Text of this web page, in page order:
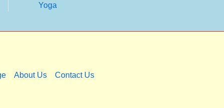
Yoga
About Us Contact Us